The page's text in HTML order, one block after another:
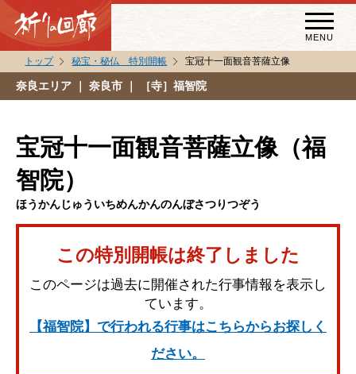
MENU
秘宝・秘仏特別開帳
祈りの回廊コラム
トップ 秘宝・秘仏 特別開帳 宝冠十一面観音菩薩立像
奈良エリア ｜ 奈良市 ｜ ［寺］福智院
宝冠十一面観音菩薩立像（福
智院）
ほうかんじゅういちめんかんのんぼさつりつぞう
この特別開帳は終了しました
このページは過去に開催された行事情報を表示し
ています。
【福智院】で行われる行事はこちらからお探しく
ださい。